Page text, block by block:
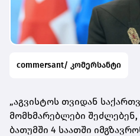
commersant/ კომერსანტი
„აგვისტოს თვიდან
მომხმარებლები
ბათუმში 4 საათში